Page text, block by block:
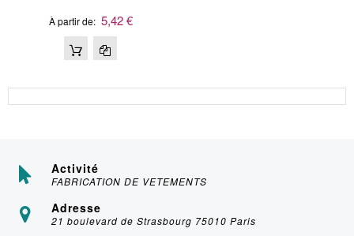
À partir de 5,42 €
Activité
FABRICATION DE VETEMENTS
Adresse
21 boulevard de Strasbourg 75010 Paris